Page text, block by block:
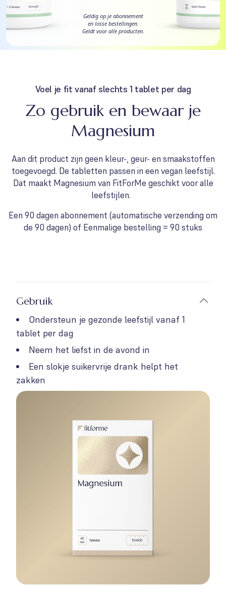
Geldig op je abonnement
en losse bestellingen.
Geldt voor alle producten.
Voel je fit vanaf slechts 1 tablet per dag
Zo gebruik en bewaar je
Magnesium
Aan dit product zijn geen kleur-, geur- en smaakstoffen
toegevoegd. De tabletten passen in een vegan leefstijl.
Dat maakt Magnesium van FitForMe geschikt voor alle
leefstijlen.
Een 90 dagen abonnement (automatische verzending om
de 90 dagen) of Eenmalige bestelling = 90 stuks
Gebruik
Ondersteun je gezonde leefstijl vanaf 1
tablet per dag
Neem het liefst in de avond in
Een slokje suikervrije drank helpt het
zakken